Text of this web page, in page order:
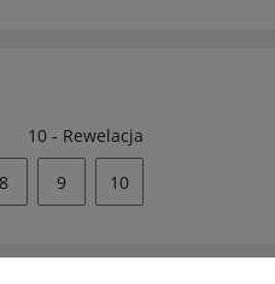
10 - Rewelacja
8 9 10